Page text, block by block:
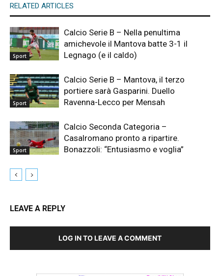
RELATED ARTICLES
Sport
Calcio Serie B – Nella penultima
amichevole il Mantova batte 3-1 il
Legnago (e il caldo)
Sport
Calcio Serie B – Mantova, il terzo
portiere sarà Gasparini. Duello
Ravenna-Lecco per Mensah
Sport
Calcio Seconda Categoria –
Casalromano pronto a ripartire.
Bonazzoli: “Entusiasmo e voglia”
LEAVE A REPLY
LOG IN TO LEAVE A COMMENT